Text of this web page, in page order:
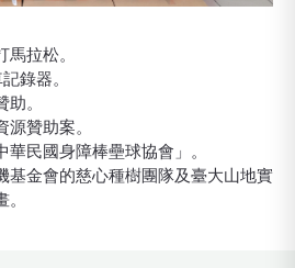
拉松。
錄器。
。
贊助案。
民國身障棒壘球協會」。
基金會的慈心種樹團隊及臺大山地實